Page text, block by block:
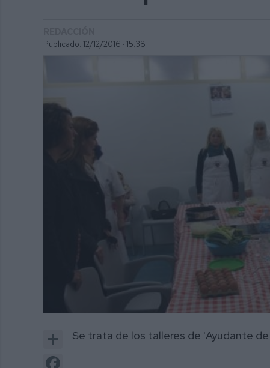
Publicado: 12/12/2016 · 15:38
Share
Se trata de los talleres de 'Ayudante de